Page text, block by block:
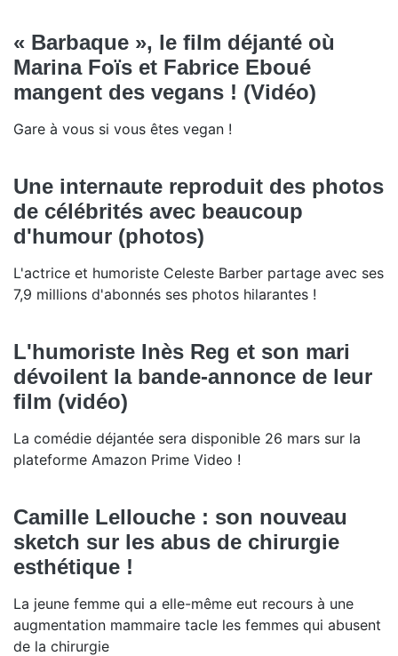
« Barbaque », le film déjanté où
Marina Foïs et Fabrice Eboué
mangent des vegans ! (Vidéo)
Gare à vous si vous êtes vegan !
Une internaute reproduit des photos
de célébrités avec beaucoup
d'humour (photos)
L'actrice et humoriste Celeste Barber partage avec ses
7,9 millions d'abonnés ses photos hilarantes !
L'humoriste Inès Reg et son mari
dévoilent la bande-annonce de leur
film (vidéo)
La comédie déjantée sera disponible 26 mars sur la
plateforme Amazon Prime Video !
Camille Lellouche : son nouveau
sketch sur les abus de chirurgie
esthétique !
La jeune femme qui a elle-même eut recours à une
augmentation mammaire tacle les femmes qui abusent
de la chirurgie